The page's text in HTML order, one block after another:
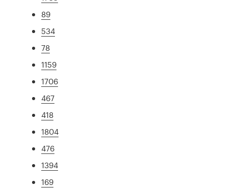
89
534
78
1159
1706
467
418
1804
476
1394
169